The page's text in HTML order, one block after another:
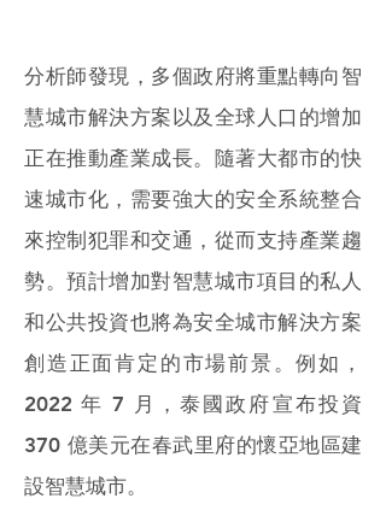
分析師發現，多個政府將重點轉向智
慧城市解決方案以及全球人口的增加
正在推動產業成長。隨著大都市的快
速城市化，需要強大的安全系統整合
來控制犯罪和交通，從而支持產業趨
勢。預計增加對智慧城市項目的私人
和公共投資也將為安全城市解決方案
創造正面肯定的市場前景。例如，
2022 年 7 月，泰國政府宣布投資
370 億美元在春武里府的懷亞地區建
設智慧城市。